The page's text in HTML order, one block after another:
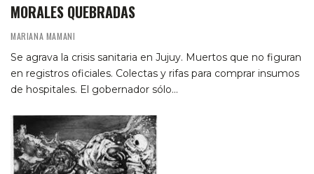
MORALES QUEBRADAS
MARIANA MAMANI
Se agrava la crisis sanitaria en Jujuy. Muertos que no figuran
en registros oficiales. Colectas y rifas para comprar insumos
de hospitales. El gobernador sólo…